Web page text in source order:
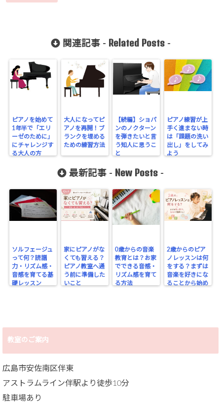
関連記事 - Related Posts-
ピアノを始めて
1年半で「エリ
ーゼのために」
にチャレンジす
る大人の方
大人になってピ
アノを再開！ブ
ランクを埋める
ための練習方法
【続編】ショパ
ンのノクターン
を弾きたいと言
う知人に思うこ
と
ピアノ練習が上
手く進まない時
は「課題の洗い
出し」をしてみ
よう
最新記事 - New Posts -
ソルフェージュ
って何？読譜
力・リズム感・
音感を育てる基
礎レッスン
家にピアノがな
くても習える？
ピアノ教室へ通
う前に準備した
いこと
0歳からの音楽
教育とは？お家
でできる音感・
リズム感を育て
る方法
2歳からのピア
ノレッスンは何
をする？まずは
音楽を好きにな
ることから始め
教室のご案内
広島市安佐南区伴東
アストラムライン伴駅より徒歩10分
駐車場あり